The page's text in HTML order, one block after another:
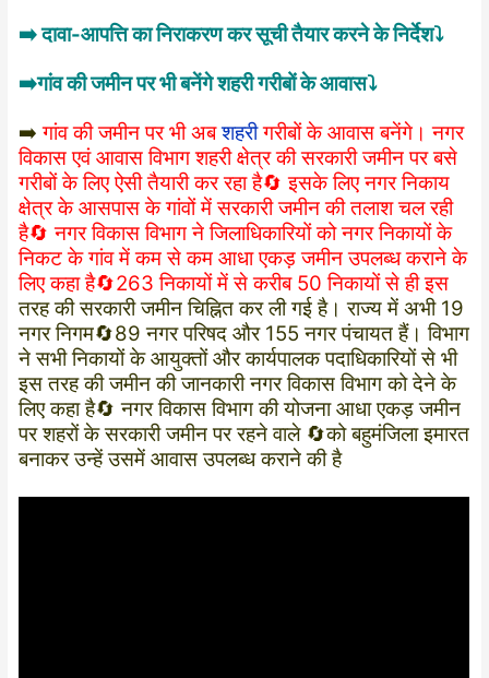
➡️ दावा-आपत्ति का निराकरण कर सूची तैयार करने के निर्देश⤵️
➡️गांव की जमीन पर भी बनेंगे शहरी गरीबों के आवास⤵️
➡️गांव की जमीन पर भी अबशहरीगरीबों के आवास बनेंगे। नगर
विकास एवं आवास विभाग शहरी क्षेत्र की सरकारी जमीन पर बसे
गरीबों के लिए ऐसी तैयारी कर रहा है🔄 इसके लिए नगर निकाय
क्षेत्र के आसपास के गांवों में सरकारी जमीन की तलाश चल रही
है🔄 नगर विकास विभाग ने जिलाधिकारियों को नगर निकायों के
निकट के गांव में कम से कम आधा एकड़ जमीन उपलब्ध कराने के
लिए कहा है🔄263 निकायों में से करीब 50 निकायों से ही इस
तरह की सरकारी जमीन चिह्नित कर ली गई है। राज्य में अभी 19
नगर निगम🔄89 नगर परिषद और 155 नगर पंचायत हैं। विभाग
ने सभी निकायों के आयुक्तों और कार्यपालक पदाधिकारियों से भी
इस तरह की जमीन की जानकारी नगर विकास विभाग को देने के
लिए कहा है🔄 नगर विकास विभाग की योजना आधा एकड़ जमीन
पर शहरों के सरकारी जमीन पर रहने वाले 🔄को बहुमंजिला इमारत
बनाकर उन्हें उसमें आवास उपलब्ध कराने की है